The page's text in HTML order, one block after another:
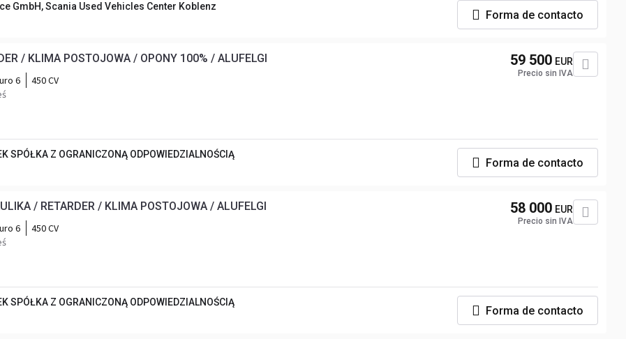
GmbH, Scania Used Vehicles Center Koblenz
Forma de contacto
/ KLIMA POSTOJOWA / OPONY 100% / ALUFELGI
6
450 CV
59 500 EUR
Precio sin IVA
SPÓŁKA Z OGRANICZONĄ ODPOWIEDZIALNOŚCIĄ
Forma de contacto
/ RETARDER / KLIMA POSTOJOWA / ALUFELGI
6
450 CV
58 000 EUR
Precio sin IVA
SPÓŁKA Z OGRANICZONĄ ODPOWIEDZIALNOŚCIĄ
Forma de contacto